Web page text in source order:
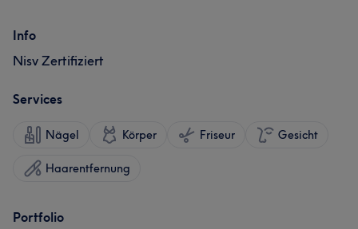
Info
Nisv Zertifiziert
Services
Nägel Körper Friseur Gesicht
Haarentfernung
Portfolio